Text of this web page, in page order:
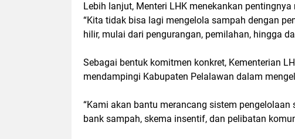
Lebih lanjut, Menteri LHK menekankan
“Kita tidak bisa lagi mengelola sampah dengan
hilir, mulai dari pengurangan, pemilahan, hingga
Sebagai bentuk komitmen konkret, Kementerian
mendampingi Kabupaten Pelalawan dalam
“Kami akan bantu merancang sistem
bank sampah, skema insentif, dan pelibatan